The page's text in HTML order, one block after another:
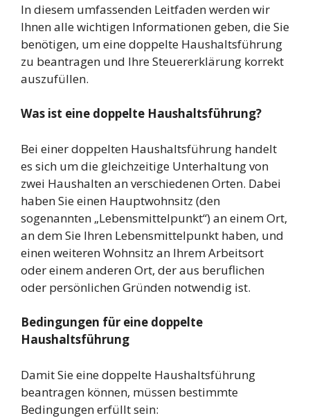
In diesem umfassenden Leitfaden werden wir
Ihnen alle wichtigen Informationen geben, die Sie
benötigen, um eine doppelte Haushaltsführung
zu beantragen und Ihre Steuererklärung korrekt
auszufüllen.
Was ist eine doppelte Haushaltsführung?
Bei einer doppelten Haushaltsführung handelt
es sich um die gleichzeitige Unterhaltung von
zwei Haushalten an verschiedenen Orten. Dabei
haben Sie einen Hauptwohnsitz (den
sogenannten „Lebensmittelpunkt“) an einem Ort,
an dem Sie Ihren Lebensmittelpunkt haben, und
einen weiteren Wohnsitz an Ihrem Arbeitsort
oder einem anderen Ort, der aus beruflichen
oder persönlichen Gründen notwendig ist.
Bedingungen für eine doppelte
Haushaltsführung
Damit Sie eine doppelte Haushaltsführung
beantragen können, müssen bestimmte
Bedingungen erfüllt sein: